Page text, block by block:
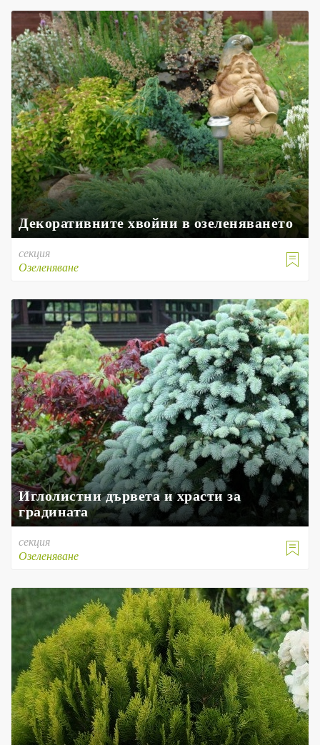
Декоративните хвойни в озеленяването

секция
Озеленяване
Иглолистни дървета и храсти за
градината

секция
Озеленяване